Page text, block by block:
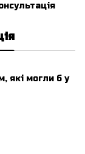
які могли б у